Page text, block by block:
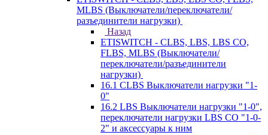
MLBS (Выключатели/переключатели/
разъединители нагрузки)
Назад
ETISWITCH - CLBS, LBS, LBS CO,
FLBS, MLBS (Выключатели/
переключатели/разъединители
нагрузки)
16.1 CLBS Выключатели нагрузки "1-
0"
16.2 LBS Выключатели нагрузки "1-0",
переключатели нагрузки LBS CO "1-0-
2" и аксессуары к ним